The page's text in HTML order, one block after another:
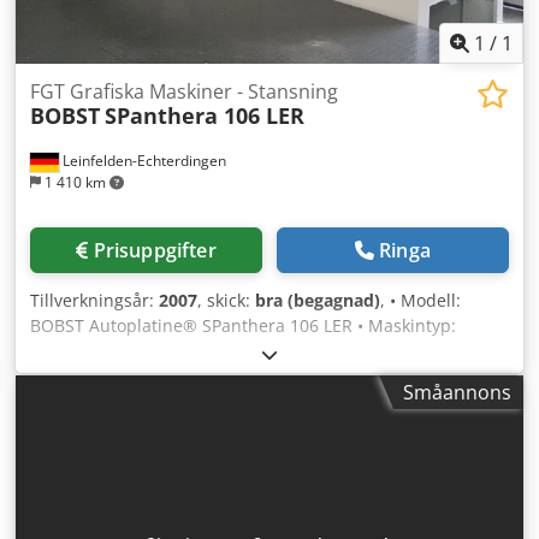
1 / 1
Leinfelden-Echterdingen
1 410 km
FGT Grafiska Maskiner - Stansning
BOBSTSPanthera 106 LER
Prisuppgifter Ringa
Tillverkningsår: 2007, skick: bra (begagnad), • Modell:
BOBST Autoplatine® SPanthera 106 LER • Maskintyp:
Automatisk planskärmaskin med utrensning och
utslagning • Tillverkare: BOBST • Kategori: Högpresterande
stansmaskin för falskartong och förpackningar •Småannons